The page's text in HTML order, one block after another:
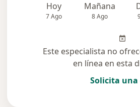
Hoy
7 Ago
Mañana
8 Ago
Este especialista no
en línea en esta
Solicita una